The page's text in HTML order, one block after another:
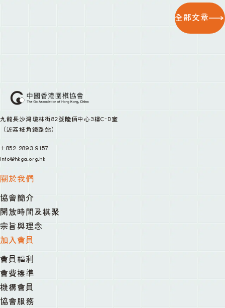
全部文章
九龍長沙灣瓊林街82號陸佰中心3樓C-D室
（近荔枝角鐵路站）
+852 2893 9157
info@hkga.org.hk
關於我們
協會簡介
開放時間及棋聚
宗旨與理念
加入會員
會員福利
會費標準
機構會員
協會服務